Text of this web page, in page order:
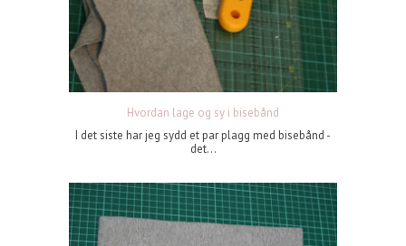
Hvordan lage og sy i bisebånd
I det siste har jeg sydd et par plagg med bisebånd -
det...